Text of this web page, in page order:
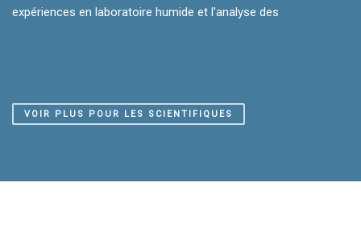
expériences en laboratoire humide et l'analyse des
VOIR PLUS POUR LES SCIENTIFIQUES